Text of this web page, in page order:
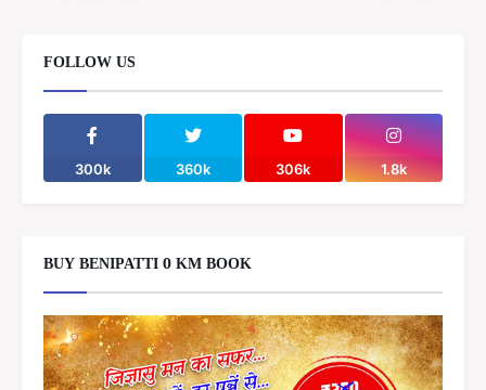
FOLLOW US
300k 360k 306k 1.8k
BUY BENIPATTI 0 KM BOOK